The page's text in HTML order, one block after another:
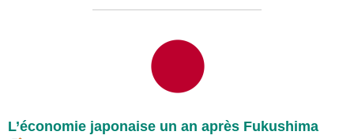
L’économie japonaise un an après Fukushima